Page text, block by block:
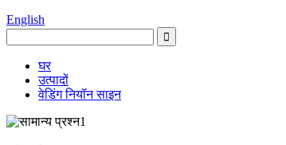
English
घर
उत्पादों
वेडिंग नियॉन साइन